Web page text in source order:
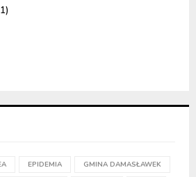
EPIDEMIA GMINA DAMASŁAWEK